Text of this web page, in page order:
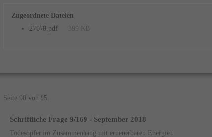
Zugeordnete Dateien
27678.pdf 399 KB
Seite 90 von 95.
Schriftliche Frage 9/169 - September 2018
Todesopfer im Zusammenhang mit erneuerbaren Energien